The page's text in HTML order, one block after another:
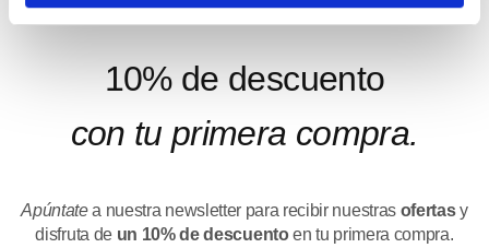
10% de descuento
con tu primera compra.
Apúntatea nuestra newsletter para recibir nuestras ofertasy
disfruta de un 10% de descuentoen tu primera compra.